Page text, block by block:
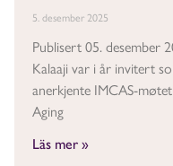
5. desember 2025
Publisert 05. desember
Kalaaji var i år invitert
anerkjente IMCAS-
Aging
Läs mer »